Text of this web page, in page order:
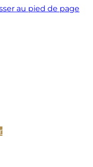
au pied de page